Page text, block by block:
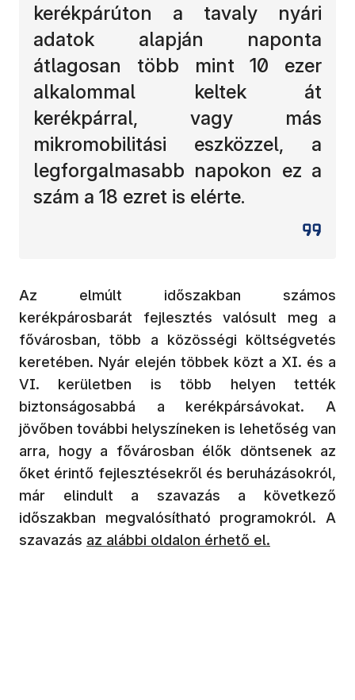
kerékpárúton a tavaly nyári
adatok alapján naponta
átlagosan több mint 10 ezer
alkalommal keltek át
kerékpárral, vagy más
mikromobilitási eszközzel, a
legforgalmasabb napokon ez a
szám a 18 ezret is elérte.
Az elmúlt időszakban számos
kerékpárosbarát fejlesztés valósult meg a
fővárosban, több a közösségi költségvetés
keretében. Nyár elején többek közt a XI. és a
VI. kerületben is több helyen tették
biztonságosabbá a kerékpársávokat. A
jövőben további helyszíneken is lehetőség van
arra, hogy a fővárosban élők döntsenek az
őket érintő fejlesztésekről és beruházásokról,
már elindult a szavazás a következő
időszakban megvalósítható programokról. A
szavazás az alábbi oldalon érhető el.